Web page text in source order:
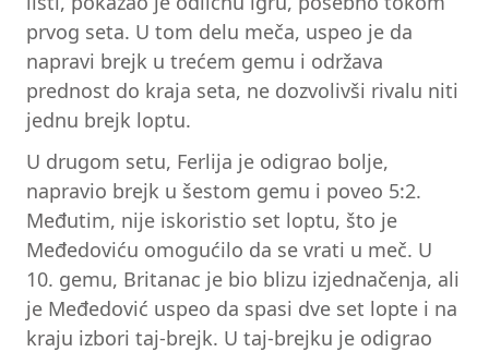
prvog seta. U tom delu meča, uspeo je da
napravi brejk u trećem gemu i održava
prednost do kraja seta, ne dozvolivši rivalu niti
jednu brejk loptu.
U drugom setu, Ferlija je odigrao bolje,
napravio brejk u šestom gemu i poveo 5:2.
Međutim, nije iskoristio set loptu, što je
Međedoviću omogućilo da se vrati u meč. U
10. gemu, Britanac je bio blizu izjednačenja, ali
je Međedović uspeo da spasi dve set lopte i na
kraju izbori taj-brejk. U taj-brejku je odigrao